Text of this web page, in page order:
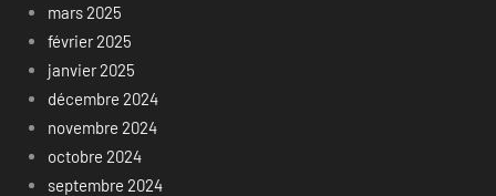
mars 2025
février 2025
janvier 2025
décembre 2024
novembre 2024
octobre 2024
septembre 2024